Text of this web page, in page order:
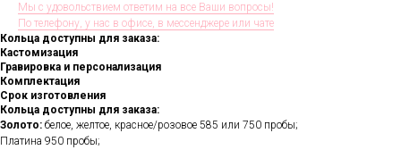
Мы с удовольствием ответим на все Ваши вопросы!
По телефону, у нас в офисе, в мессенджере или чате
Кольца доступны для заказа:
Кастомизация
Гравировка и персонализация
Комплектация
Срок изготовления
Кольца доступны для заказа:
Золото: белое, желтое, красное/розовое 585 или 750 пробы;
Платина 950 пробы;